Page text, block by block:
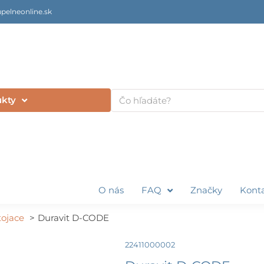
Vyhľadať
O nás FAQ Značky
Duravit D-CODE
22411000002